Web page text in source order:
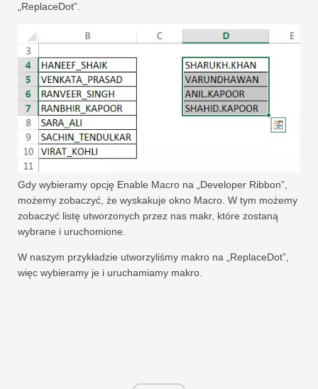
„ReplaceDot”.
Gdy wybieramy opcję Enable Macro na „Developer Ribbon”,
możemy zobaczyć, że wyskakuje okno Macro. W tym możemy
zobaczyć listę utworzonych przez nas makr, które zostaną
wybrane i uruchomione.
W naszym przykładzie utworzyliśmy makro na „ReplaceDot”,
więc wybieramy je i uruchamiamy makro.